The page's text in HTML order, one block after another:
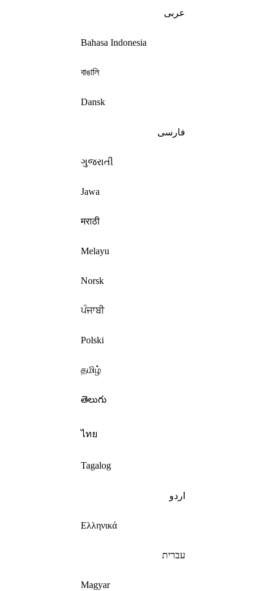
عربى
Bahasa Indonesia
বাঙালি
Dansk
فارسی
ગુજરાતી
Jawa
मराठी
Melayu
Norsk
ਪੰਜਾਬੀ
Polski
தமிழ்
తెలుగు
ไทย
Tagalog
اردو
Ελληνικά
עברית
Magyar